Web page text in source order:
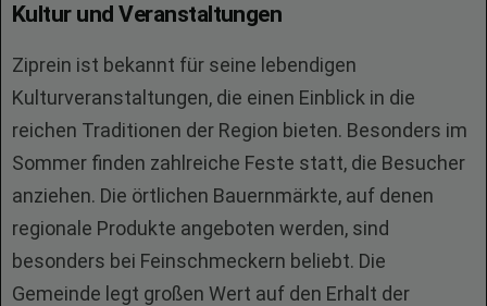
Kultur und Veranstaltungen
Ziprein ist bekannt für seine lebendigen
Kulturveranstaltungen, die einen Einblick in die
reichen Traditionen der Region bieten. Besonders im
Sommer finden zahlreiche Feste statt, die Besucher
anziehen. Die örtlichen Bauernmärkte, auf denen
regionale Produkte angeboten werden, sind
besonders bei Feinschmeckern beliebt. Die
Gemeinde legt großen Wert auf den Erhalt der